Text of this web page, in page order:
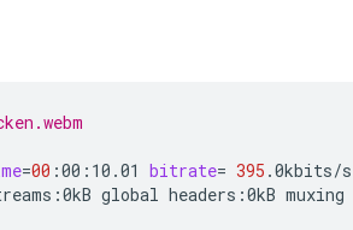
=00 :00:10.01 bitrate= 395 .0kbits/s
global headers:0kB muxing